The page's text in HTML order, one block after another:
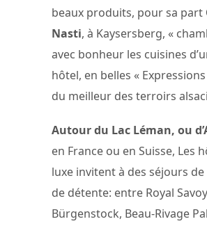
beaux produits, pour sa part
Nasti, à Kaysersberg, «
avec bonheur les cuisines
hôtel, en belles «
du meilleur des terroirs
Autour du Lac Léman, ou
en France ou en Suisse, Les
luxe invitent à des séjours de
de détente: entre Royal
Bürgenstock, Beau-Rivage